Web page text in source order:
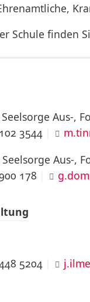
Schule finden
Aus-,
3544
Aus-,
178
5204